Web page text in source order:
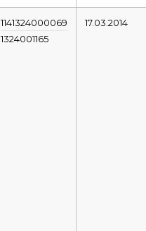
1141324000069
1324001165
17.03.2014